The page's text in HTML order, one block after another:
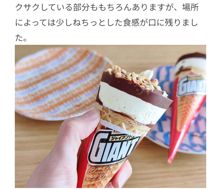
クサクしている部分ももちろんありますが、場所
によっては少しねちっとした食感が口に残りまし
た。